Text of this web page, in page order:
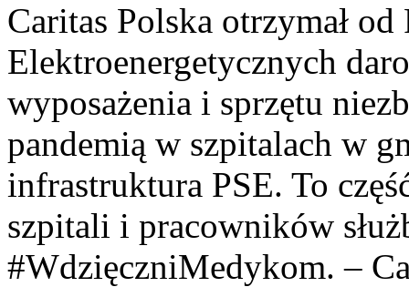
Caritas Polska otrzymał
Elektroenergetycznych
wyposażenia i sprzętu
pandemią w szpitalach w
infrastruktura PSE. To
szpitali i pracowników
#WdzięczniMedykom. –